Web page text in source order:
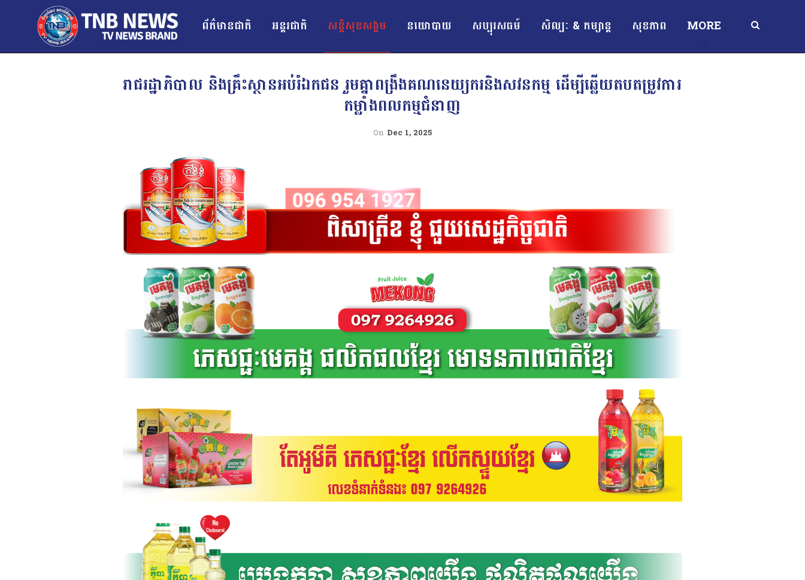
ព័ត៌មានជាតិ អន្ដរជាតិ សន្តិសុខសង្គម នយោបាយ សប្បុរសធម៍ សិល្បៈ & កម្សាន្ត សុខភាព MORE
រាជរដ្ឋាភិបាល និងគ្រឹះស្ថានអប់រំឯកជន រួមគ្នាពង្រឹងគណនេយ្យករនិងសវនកម្ម ដើម្បីឆ្លើយតបតម្រូវការ
កម្លាំងពលកម្មជំនាញ
On Dec 1, 2025